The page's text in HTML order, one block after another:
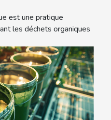
est une pratique
les déchets organiques